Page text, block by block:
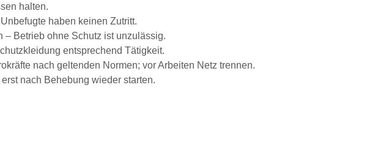
halten.
haben keinen Zutritt.
Betrieb ohne Schutz ist unzulässig.
entsprechend Tätigkeit.
nach geltenden Normen; vor Arbeiten Netz trennen.
nach Behebung wieder starten.